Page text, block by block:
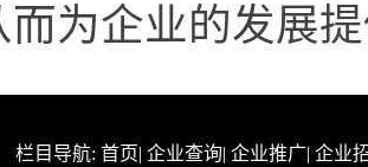
而为企业的发展
栏目导航: 首页| 企业查询| 企业推广| 企业